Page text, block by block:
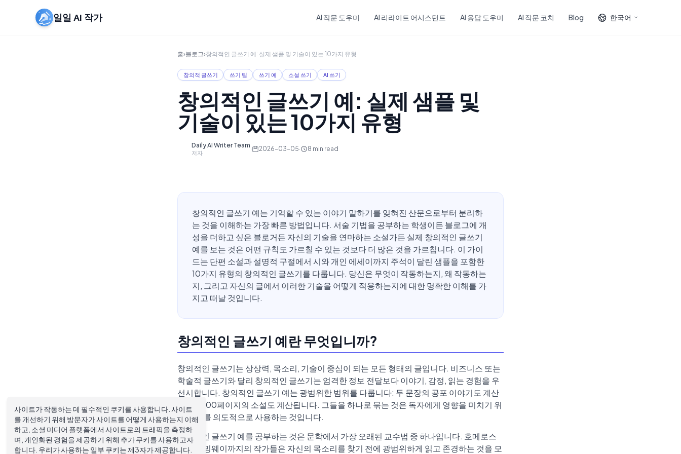
일일 AI 작가 AI 작문 도우미 AI 리라이트 어시스턴트 AI 응답 도우미 AI 작문 코치 Blog 한국어
홈›블로그›창의적인 글쓰기 예: 실제 샘플 및 기술이 있는 10가지 유형
창의적 글쓰기 쓰기 팁 쓰기 예 소설 쓰기 AI 쓰기
창의적인 글쓰기 예: 실제 샘플 및
기술이 있는 10가지 유형
Daily AI Writer Team
저자
· 2026-03-05· 8 min read
창의적인 글쓰기 예는 기억할 수 있는 이야기 말하기를 잊혀진 산문으로부터 분리하
는 것을 이해하는 가장 빠른 방법입니다. 서술 기법을 공부하는 학생이든 블로그에 개
성을 더하고 싶은 블로거든 자신의 기술을 연마하는 소설가든 실제 창의적인 글쓰기
예를 보는 것은 어떤 규칙도 가르칠 수 있는 것보다 더 많은 것을 가르칩니다. 이 가이
드는 단편 소설과 설명적 구절에서 시와 개인 에세이까지 주석이 달린 샘플을 포함한
10가지 유형의 창의적인 글쓰기를 다룹니다. 당신은 무엇이 작동하는지, 왜 작동하는
지, 그리고 자신의 글에서 이러한 기술을 어떻게 적용하는지에 대한 명확한 이해를 가
지고 떠날 것입니다.
창의적인 글쓰기 예란 무엇입니까?
창의적인 글쓰기는 상상력, 목소리, 기술이 중심이 되는 모든 형태의 글입니다. 비즈니스 또는
학술적 글쓰기와 달리 창의적인 글쓰기는 엄격한 정보 전달보다 이야기, 감정, 읽는 경험을 우
선시합니다. 창의적인 글쓰기 예는 광범위한 범위를 다룹니다: 두 문장의 공포 이야기도 계산
되며 1,000페이지의 소설도 계산됩니다. 그들을 하나로 묶는 것은 독자에게 영향을 미치기 위
해 언어를 의도적으로 사용하는 것입니다.
창의적인 글쓰기 예를 공부하는 것은 문학에서 가장 오래된 교수법 중 하나입니다. 호메로스
부터 헤밍웨이까지의 작가들은 자신의 목소리를 찾기 전에 광범위하게 읽고 존경하는 것을 모
사이트가 작동하는 데 필수적인 쿠키를 사용합니다. 사이트
를 개선하기 위해 방문자가 사이트를 어떻게 사용하는지 이해
하고, 소셜 미디어 플랫폼에서 사이트로의 트래픽을 측정하
며, 개인화된 경험을 제공하기 위해 추가 쿠키를 사용하고자
합니다. 우리가 사용하는 일부 쿠키는 제3자가 제공합니다.